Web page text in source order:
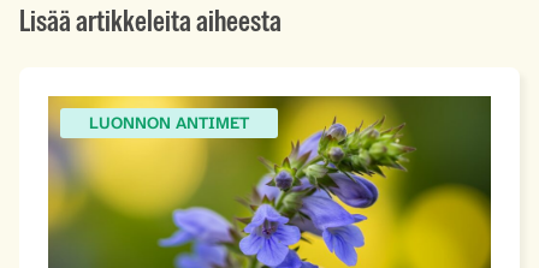
Lisää artikkeleita aiheesta
LUONNON ANTIMET